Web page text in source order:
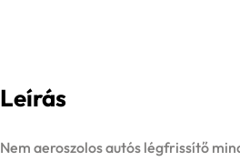
Leírás
Nem aeroszolos autós légfrissítő